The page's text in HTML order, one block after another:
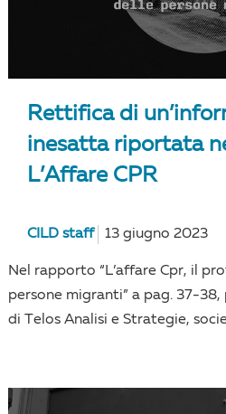
Rettifica di
inesatta riportata
L’Affare CPR
CILD staff 13 giugno 2023
Nel rapporto “L’affare Cpr, il
persone migranti” a pag. 37-
di Telos Analisi e Strategie,